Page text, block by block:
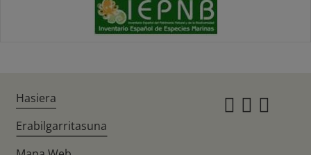
Hasiera
Erabilgarritasuna